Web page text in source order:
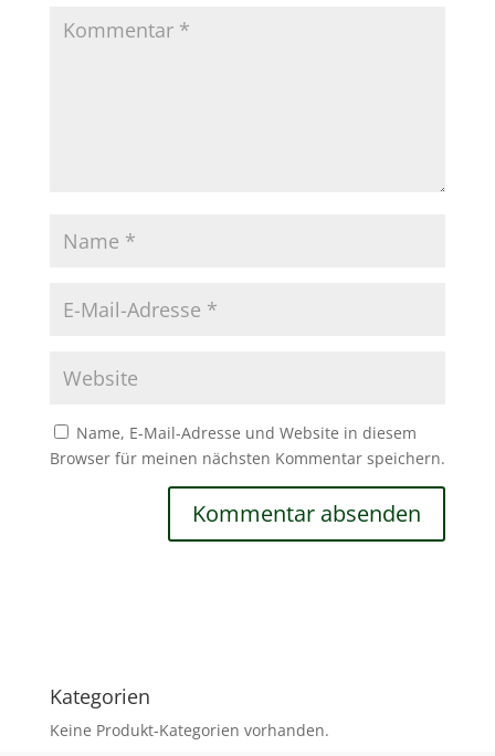
Name, E-Mail-Adresse und Website in diesem
Browser für meinen nächsten Kommentar speichern.
Kategorien
Keine Produkt-Kategorien vorhanden.